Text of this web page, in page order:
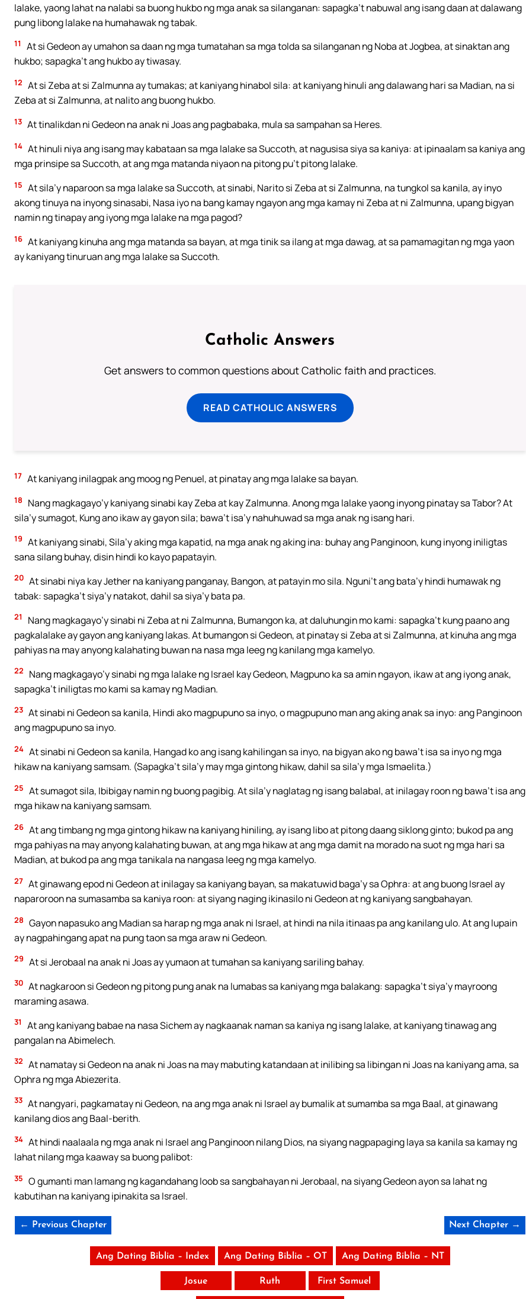
lalake, yaong lahat na nalabi sa buong hukbo ng mga anak sa silanganan: sapagka’t nabuwal ang isang daan at dalawang
pung libong lalake na humahawak ng tabak.
11
At si Gedeon ay umahon sa daan ng mga tumatahan sa mga tolda sa silanganan ng Noba at Jogbea, at sinaktan ang
hukbo; sapagka’t ang hukbo ay tiwasay.
12 At si Zeba at si Zalmunna ay tumakas; at kaniyang hinabol sila: at kaniyang hinuli ang dalawang hari sa Madian, na si
Zeba at si Zalmunna, at nalito ang buong hukbo.
13 At tinalikdan ni Gedeon na anak ni Joas ang pagbabaka, mula sa sampahan sa Heres.
14 At hinuli niya ang isang may kabataan sa mga lalake sa Succoth, at nagusisa siya sa kaniya: at ipinaalam sa kaniya ang
mga prinsipe sa Succoth, at ang mga matanda niyaon na pitong pu’t pitong lalake.
15 At sila’y naparoon sa mga lalake sa Succoth, at sinabi, Narito si Zeba at si Zalmunna, na tungkol sa kanila, ay inyo
akong tinuya na inyong sinasabi, Nasa iyo na bang kamay ngayon ang mga kamay ni Zeba at ni Zalmunna, upang bigyan
namin ng tinapay ang iyong mga lalake na mga pagod?
16 At kaniyang kinuha ang mga matanda sa bayan, at mga tinik sa ilang at mga dawag, at sa pamamagitan ng mga yaon
ay kaniyang tinuruan ang mga lalake sa Succoth.
Catholic Answers
Get answers to common questions about Catholic faith and practices.
READ CATHOLIC ANSWERS
17 At kaniyang inilagpak ang moog ng Penuel, at pinatay ang mga lalake sa bayan.
18
Nang magkagayo’y kaniyang sinabi kay Zeba at kay Zalmunna. Anong mga lalake yaong inyong pinatay sa Tabor? At
sila’y sumagot, Kung ano ikaw ay gayon sila; bawa’t isa’y nahuhuwad sa mga anak ng isang hari.
19 At kaniyang sinabi, Sila’y aking mga kapatid, na mga anak ng aking ina: buhay ang Panginoon, kung inyong iniligtas
sana silang buhay, disin hindi ko kayo papatayin.
20 At sinabi niya kay Jether na kaniyang panganay, Bangon, at patayin mo sila. Nguni’t ang bata’y hindi humawak ng
tabak: sapagka’t siya’y natakot, dahil sa siya’y bata pa.
21
Nang magkagayo’y sinabi ni Zeba at ni Zalmunna, Bumangon ka, at daluhungin mo kami: sapagka’t kung paano ang
pagkalalake ay gayon ang kaniyang lakas. At bumangon si Gedeon, at pinatay si Zeba at si Zalmunna, at kinuha ang mga
pahiyas na may anyong kalahating buwan na nasa mga leeg ng kanilang mga kamelyo.
22
Nang magkagayo’y sinabi ng mga lalake ng Israel kay Gedeon, Magpuno ka sa amin ngayon, ikaw at ang iyong anak,
sapagka’t iniligtas mo kami sa kamay ng Madian.
23 At sinabi ni Gedeon sa kanila, Hindi ako magpupuno sa inyo, o magpupuno man ang aking anak sa inyo: ang Panginoon
ang magpupuno sa inyo.
24 At sinabi ni Gedeon sa kanila, Hangad ko ang isang kahilingan sa inyo, na bigyan ako ng bawa’t isa sa inyo ng mga
hikaw na kaniyang samsam. (Sapagka’t sila’y may mga gintong hikaw, dahil sa sila’y mga Ismaelita.)
25 At sumagot sila, Ibibigay namin ng buong pagibig. At sila’y naglatag ng isang balabal, at inilagay roon ng bawa’t isa ang
mga hikaw na kaniyang samsam.
26 At ang timbang ng mga gintong hikaw na kaniyang hiniling, ay isang libo at pitong daang siklong ginto; bukod pa ang
mga pahiyas na may anyong kalahating buwan, at ang mga hikaw at ang mga damit na morado na suot ng mga hari sa
Madian, at bukod pa ang mga tanikala na nangasa leeg ng mga kamelyo.
27 At ginawang epod ni Gedeon at inilagay sa kaniyang bayan, sa makatuwid baga’y sa Ophra: at ang buong Israel ay
naparoroon na sumasamba sa kaniya roon: at siyang naging ikinasilo ni Gedeon at ng kaniyang sangbahayan.
28 Gayon napasuko ang Madian sa harap ng mga anak ni Israel, at hindi na nila itinaas pa ang kanilang ulo. At ang lupain
ay nagpahingang apat na pung taon sa mga araw ni Gedeon.
29 At si Jerobaal na anak ni Joas ay yumaon at tumahan sa kaniyang sariling bahay.
30 At nagkaroon si Gedeon ng pitong pung anak na lumabas sa kaniyang mga balakang: sapagka’t siya’y mayroong
maraming asawa.
31
At ang kaniyang babae na nasa Sichem ay nagkaanak naman sa kaniya ng isang lalake, at kaniyang tinawag ang
pangalan na Abimelech.
32 At namatay si Gedeon na anak ni Joas na may mabuting katandaan at inilibing sa libingan ni Joas na kaniyang ama, sa
Ophra ng mga Abiezerita.
33 At nangyari, pagkamatay ni Gedeon, na ang mga anak ni Israel ay bumalik at sumamba sa mga Baal, at ginawang
kanilang dios ang Baal-berith.
34 At hindi naalaala ng mga anak ni Israel ang Panginoon nilang Dios, na siyang nagpapaging laya sa kanila sa kamay ng
lahat nilang mga kaaway sa buong palibot:
35 O gumanti man lamang ng kagandahang loob sa sangbahayan ni Jerobaal, na siyang Gedeon ayon sa lahat ng
kabutihan na kaniyang ipinakita sa Israel.
← Previous Chapter Next Chapter →
Ang Dating Biblia – Index Ang Dating Biblia – OT Ang Dating Biblia – NT
Josue Ruth First Samuel